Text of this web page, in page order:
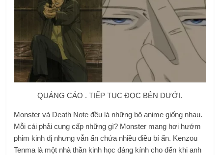
QUẢNG CÁO . TIẾP TỤC ĐỌC BÊN DƯỚI.
Monster và Death Note đều là những bộ anime giống nhau.
Mỗi cái phải cung cấp những gì? Monster mang hơi hướm
phim kinh dị nhưng vẫn ẩn chứa nhiều điều bí ẩn. Kenzou
Tenma là một nhà thần kinh học đáng kính cho đến khi anh